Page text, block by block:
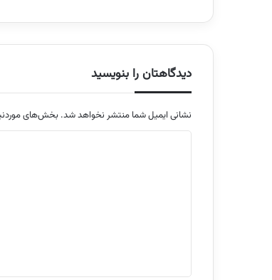
دیدگاهتان را بنویسید
نشانی ایمیل شما منتشر نخواهد شد. بخش‌های